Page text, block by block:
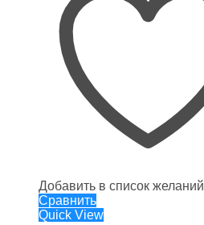
Добавить в список желаний
Сравнить
Quick View